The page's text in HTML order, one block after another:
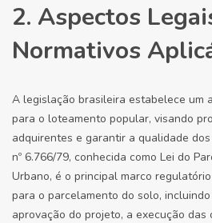
2. Aspectos
Normativos
A legislação brasileira estabelece um
para o loteamento popular, visando
adquirentes e garantir a qualidade
nº 6.766/79, conhecida como Lei do
Urbano, é o principal marco
para o parcelamento do solo,
aprovação do projeto, a execução das